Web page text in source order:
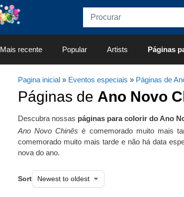
Mais recente Popular Artists Páginas
Pagina inicial» Eventos especiais » Páginas de
Páginas de Ano Novo
Descubra nossas páginas para colorir do Ano
Ano Novo Chinês é comemorado muito mais
comemorado muito mais tarde e não há data
nova do ano.
Sort